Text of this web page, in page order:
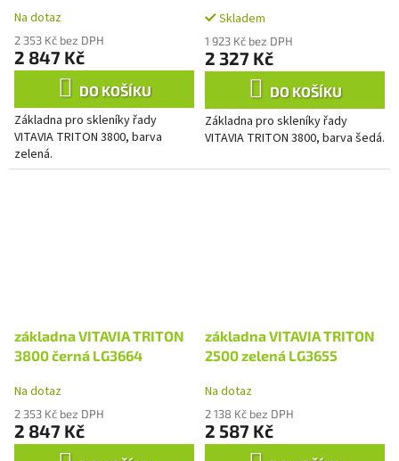
Na dotaz
2 353 Kč bez DPH
2 847 Kč
DO KOŠÍKU
Základna pro skleníky řady
VITAVIA TRITON 3800, barva
zelená.
Skladem
1 923 Kč bez DPH
2 327 Kč
DO KOŠÍKU
Základna pro skleníky řady
VITAVIA TRITON 3800, barva šedá.
základna VITAVIA TRITON
3800 černá LG3664
Na dotaz
2 353 Kč bez DPH
2 847 Kč
základna VITAVIA TRITON
2500 zelená LG3655
Na dotaz
2 138 Kč bez DPH
2 587 Kč